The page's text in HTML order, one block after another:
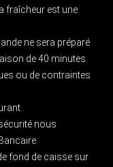
fraîcheur est une
ne sera préparé
de 40 minutes.
ou de contraintes
nous
fond de caisse sur